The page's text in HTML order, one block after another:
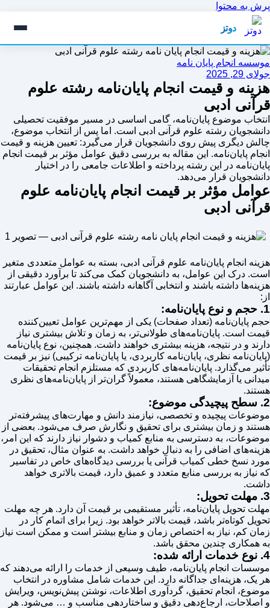
پرش به محتوا
دوتز
موسسه انجام پایان نامه
جولای 29, 2025
هزینه و قیمت انجام پایان‌نامه رشته علوم
قرآنی ادبی
انتخاب موضوع پایان‌نامه، گامی اساسی در مسیر موفقیت تحصیلی
دانشجویان رشته علوم قرآنی ادبی است. اما پس از انتخاب موضوع،
چالش دیگری پیش روی دانشجویان قرار می‌گیرد: تعیین هزینه و قیمت
انجام پایان‌نامه. این مقاله به بررسی دقیق عوامل مؤثر بر قیمت انجام
پایان‌نامه در این رشته پرداخته و اطلاعات جامعی را در اختیار
دانشجویان قرار می‌دهد.
عوامل مؤثر بر قیمت انجام پایان‌نامه علوم
قرآنی ادبی
هزینه انجام پایان‌نامه علوم قرآنی ادبی، بسته به عوامل متعددی متغیر
است. درک این عوامل، به دانشجویان کمک می‌کند تا برآورد دقیقی از
هزینه‌ها داشته باشند و انتخابی آگاهانه داشته باشند. این عوامل عبارتند
از:
1. حجم و نوع پایان‌نامه:
حجم پایان‌نامه (تعداد صفحات) یکی از مهم‌ترین عوامل تعیین‌کننده
قیمت است. پایان‌نامه‌های طولانی‌تر، به زمان و تلاش بیشتری نیاز
دارند و در نتیجه، هزینه بیشتری خواهند داشت. همچنین، نوع پایان‌نامه
(پایان‌نامه نظری، پایان‌نامه کاربردی، یا پایان‌نامه ترکیبی) نیز بر قیمت
تأثیر می‌گذارد. پایان‌نامه‌های کاربردی که مستلزم انجام تحقیقات
میدانی یا آزمایشگاهی هستند، معمولاً گران‌تر از پایان‌نامه‌های نظری
هستند.
2. سطح پیچیدگی موضوع:
موضوعات پیچیده و تخصصی، نیازمند دانش و مهارت‌های پیشرفته‌تر
هستند و زمان بیشتری برای تحقیق و نگارش صرف می‌شود. بعضی از
موضوعات، به دسترسی به منابع کمیاب و دشوار نیاز دارند که این امر،
هزینه‌های اضافی را به دنبال خواهد داشت. به عنوان مثال، تحقیق در
مورد نسخ خطی کمیاب قرآنی یا بررسی دیدگاه‌های خاص در تفاسیر
که نیاز به بررسی منابع متعدد و عمیق دارد، قیمت بالاتری خواهد
داشت.
3. مهلت تحویل:
مهلت تحویل پایان‌نامه، تأثیر مستقیمی بر قیمت آن دارد. هر چه مهلت
تحویل کوتاه‌تر باشد، قیمت بالاتر خواهد بود. زیرا برای اتمام کار در
زمان کم، نیاز به اختصاص زمان و منابع بیشتر است و ممکن است نیاز
به همکاری چندین محقق باشد.
4. نوع خدمات ارائه شده:
موسسات انجام پایان‌نامه، طیف وسیعی از خدمات را ارائه می‌دهند که
هر یک، هزینه‌ای جداگانه دارد. این خدمات شامل مشاوره در انتخاب
موضوع، انجام تحقیق، گردآوری اطلاعات، نوشتن پیش‌نویس، ویرایش
و اصلاحات، ارجاع‌دهی دقیق و ساختاردهی مناسب و … می‌شود. هر